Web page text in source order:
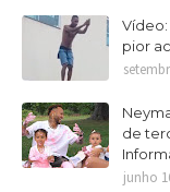
Vídeo:
pior
de
junho